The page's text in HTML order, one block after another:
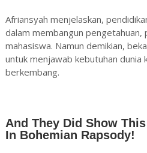
Afriansyah menjelaskan,
dalam membangun pengetahuan,
mahasiswa. Namun demikian,
untuk menjawab kebutuhan dunia
berkembang.